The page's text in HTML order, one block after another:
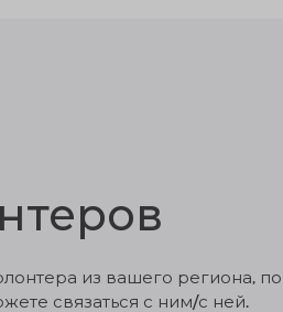
из вашего региона,
связаться с ним/с ней.